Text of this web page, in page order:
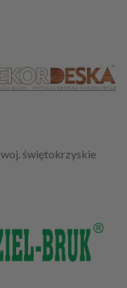
woj. świętokrzyskie